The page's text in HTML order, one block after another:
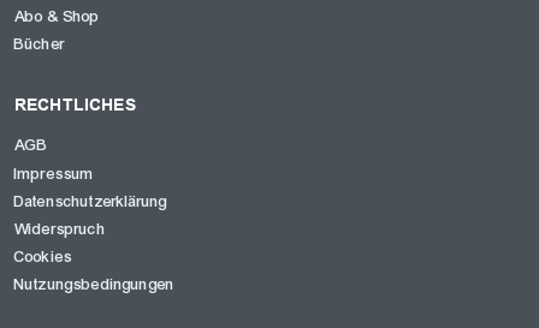
Abo & Shop
Bücher
RECHTLICHES
AGB
Impressum
Datenschutzerklärung
Widerspruch
Cookies
Nutzungsbedingungen